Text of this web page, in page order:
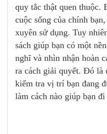
quy tắc thật quen thuộc.
cuộc sống của chính
xuyên sử dụng. Tuy
sách giúp bạn có một
nghĩ và nhìn nhận hoàn
ra cách giải quyết. Đó là
kiểm tra vị trí bạn đang
làm cách nào giúp bạn